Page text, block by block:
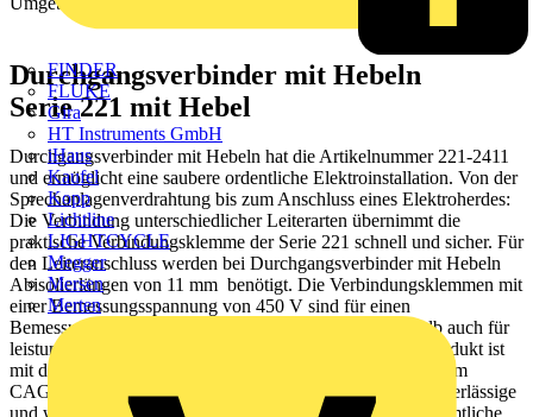
FINDER
FLUKE
Gira
HT Instruments GmbH
iHaus
Kaufel
Kopp
Lichtline
LIGHTCYCLE
Megger
Mersen
Merten
Durchgangsverbinder mit Hebeln
Serie 221 mit Hebel
Durchgangsverbinder mit Hebeln hat die Artikelnummer 221-2411
und ermöglicht eine saubere ordentliche Elektroinstallation. Von der
Sprechanlagenverdrahtung bis zum Anschluss eines Elektroherdes:
Die Verbindung unterschiedlicher Leiterarten übernimmt die
praktische Verbindungsklemme der Serie 221 schnell und sicher. Für
den Leiteranschluss werden bei Durchgangsverbinder mit Hebeln
Abisolierlängen von 11 mm benötigt. Die Verbindungsklemmen mit
einer Bemessungsspannung von 450 V sind für einen
Bemessungsstrom bis 32 A ausgelegt. Sie können deshalb auch für
leistungsstarke Verbraucher verwendet werden. Dieses Produkt ist
mit der CAGE CLAMP®-Technologie ausgestattet. Mit dem
CAGE CLAMP® Universalanschluss steht Ihnen eine zuverlässige